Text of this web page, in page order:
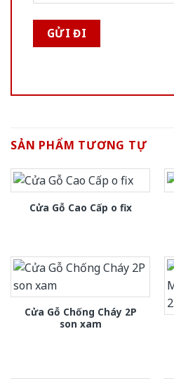
SẢN PHẨM TƯƠNG TỰ
Cửa Gỗ Cao Cấp o fix
Cửa Gỗ Chống Cháy 2P
son xam